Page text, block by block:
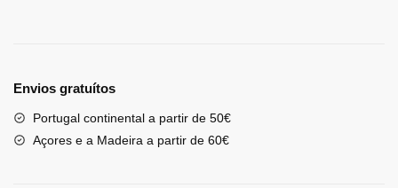
Envios gratuítos
Portugal continental a partir de 50€
Açores e a Madeira a partir de 60€